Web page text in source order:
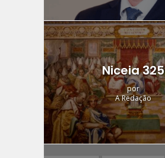
Niceia 325
por
A Redação